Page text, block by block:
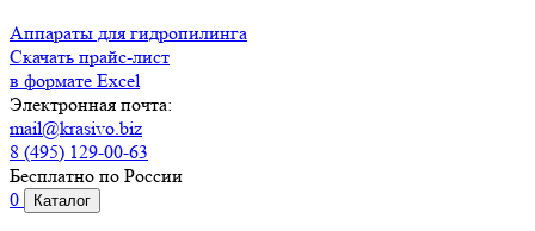
Аппараты для гидропилинга
Скачать прайс-лист
в формате Excel
Электронная почта:
mail@krasivo.biz
8 (495) 129-00-63
Бесплатно по России
0
Каталог